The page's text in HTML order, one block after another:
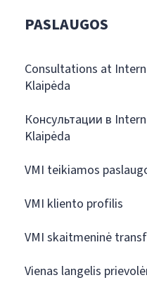
PASLAUGOS
Consultations at
Klaipėda
Консультации в
Klaipėda
VMI teikiamos
VMI kliento profilis
VMI skaitmeninė
Vienas langelis